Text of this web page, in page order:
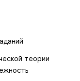
теории